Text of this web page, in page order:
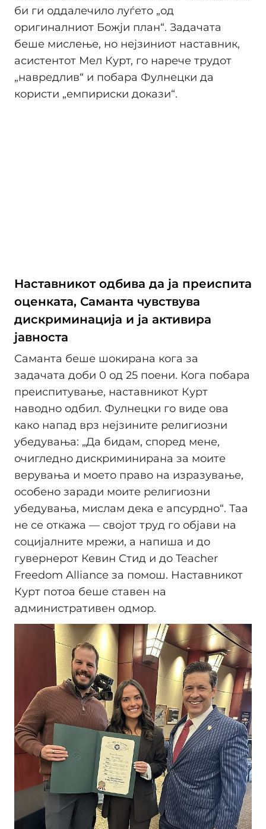
би ги оддалечило луѓето „од
оригиналниот Божји план“. Задачата
беше мислење, но нејзиниот наставник,
асистентот Мел Курт, го нарече трудот
„навредлив“ и побара Фулнецки да
користи „емпириски докази“.
Наставникот одбива да ја преиспита
оценката, Саманта чувствува
дискриминација и ја активира
јавноста
Саманта беше шокирана кога за
задачата доби 0 од 25 поени. Кога побара
преиспитување, наставникот Курт
наводно одбил. Фулнецки го виде ова
како напад врз нејзините религиозни
убедувања: „Да бидам, според мене,
очигледно дискриминирана за моите
верувања и моето право на изразување,
особено заради моите религиозни
убедувања, мислам дека е апсурдно“. Таа
не се откажа — својот труд го објави на
социјалните мрежи, а напиша и до
гувернерот Кевин Стид и до Teacher
Freedom Alliance за помош. Наставникот
Курт потоа беше ставен на
административен одмор.